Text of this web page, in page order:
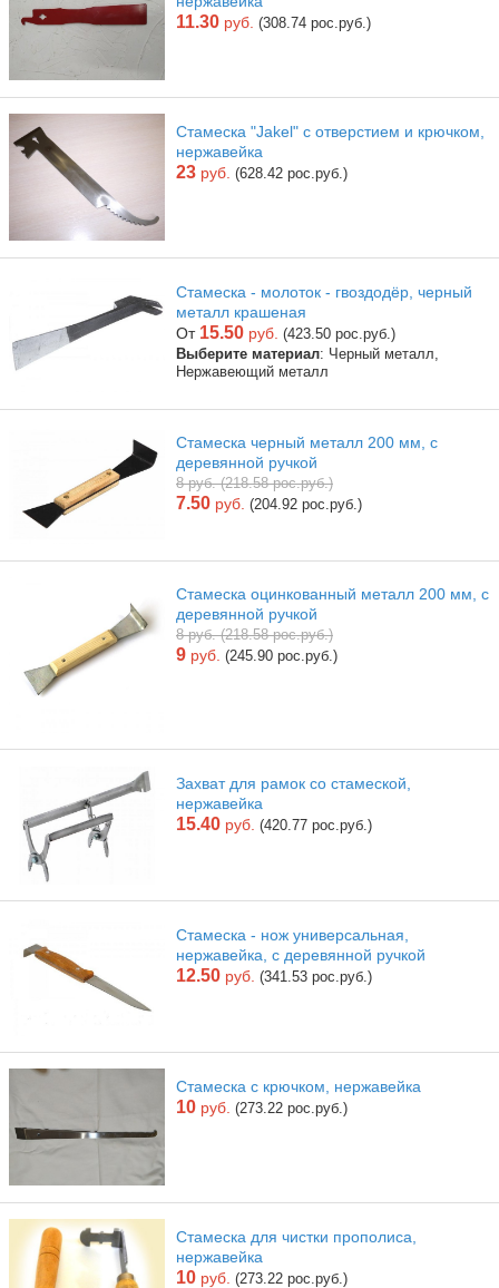
11.30 руб. (308.74 рос.руб.)
Стамеска "Jakel" с отверстием и крючком,
нержавейка
23 руб. (628.42 рос.руб.)
Стамеска - молоток - гвоздодёр, черный
металл крашеная
От 15.50 руб. (423.50 рос.руб.)
Выберите материал: Черный металл,
Нержавеющий металл
Стамеска черный металл 200 мм, с
деревянной ручкой
8 руб. (218.58 рос.руб.)
7.50 руб. (204.92 рос.руб.)
Стамеска оцинкованный металл 200 мм, с
деревянной ручкой
8 руб. (218.58 рос.руб.)
9 руб. (245.90 рос.руб.)
Захват для рамок со стамеской,
нержавейка
15.40 руб. (420.77 рос.руб.)
Стамеска - нож универсальная,
нержавейка, с деревянной ручкой
12.50 руб. (341.53 рос.руб.)
Стамеска с крючком, нержавейка
10 руб. (273.22 рос.руб.)
Стамеска для чистки прополиса,
нержавейка
10 руб. (273.22 рос.руб.)